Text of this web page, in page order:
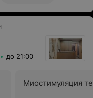
Вы настоящий
отзывчивый и
и
огромное
до 21:00
Миостимуляция